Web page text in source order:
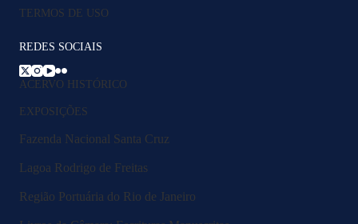
TERMOS DE USO
REDES SOCIAIS
ACERVO HISTÓRICO
EXPOSIÇÕES
Fazenda Nacional Santa Cruz
Lagoa Rodrigo de Freitas
Região Portuária do Rio de Janeiro